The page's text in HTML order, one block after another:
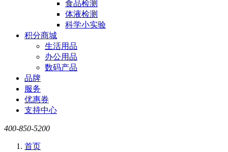
食品检测
体液检测
科学小实验
积分商城
生活用品
办公用品
数码产品
品牌
服务
优惠券
支持中心
400-850-5200
首页